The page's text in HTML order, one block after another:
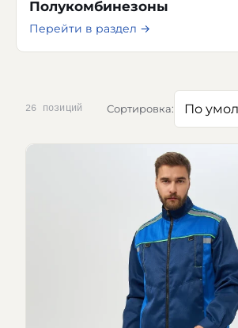
Полукомбинезоны
Перейти в раздел →
26 позиций Сортировка: